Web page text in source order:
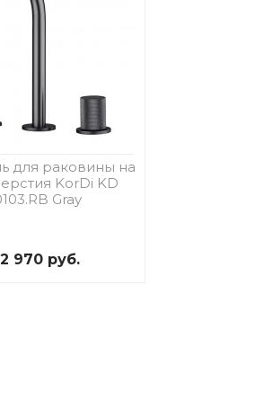
для раковины на
KorDi KD
Gray
970 руб.